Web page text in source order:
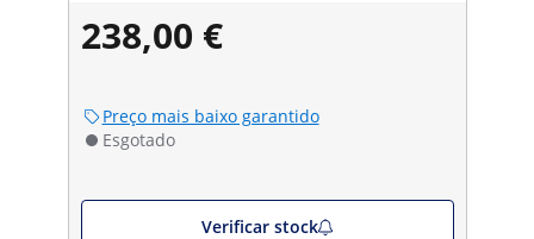
238,00 €
Preço mais baixo garantido
Esgotado
Verificar stock